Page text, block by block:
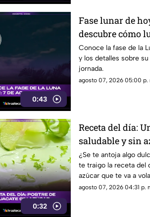
0:43
Fase lunar de
descubre cómo
significado
Conoce la fase de la
y los detalles sobre
jornada.
agosto 07, 2026 05:00 p.
0:32
Receta del día:
saludable y sin
¿Se te antoja algo
te traigo la receta del
azúcar que te va a
agosto 07, 2026 04:31 p.